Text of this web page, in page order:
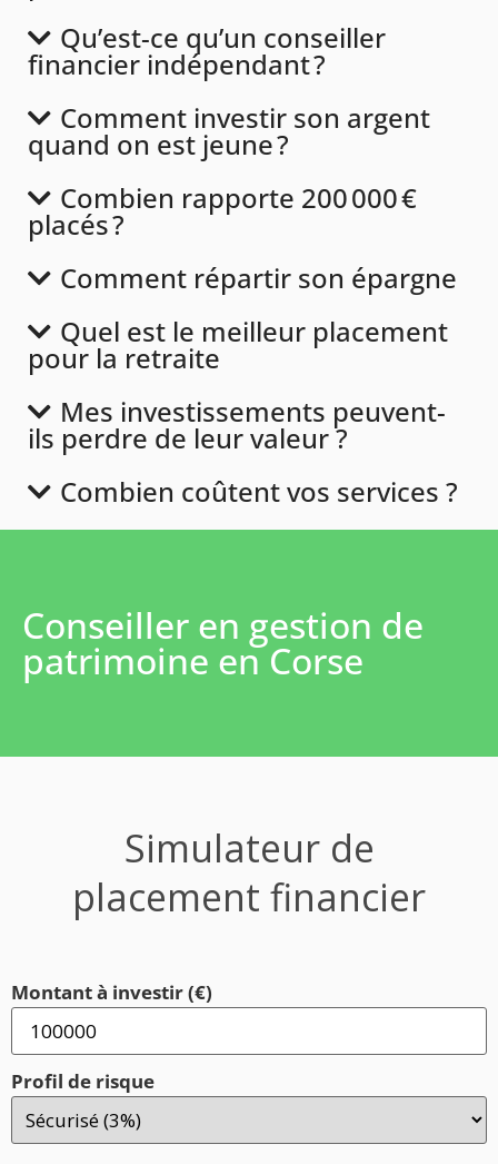
Qu’est-ce qu’un conseiller
financier indépendant ?
Comment investir son argent
quand on est jeune ?
Combien rapporte 200 000 €
placés ?
Comment répartir son épargne
Quel est le meilleur placement
pour la retraite
Mes investissements peuvent-
ils perdre de leur valeur ?
Combien coûtent vos services ?
Conseiller en gestion de
patrimoine en Corse
Simulateur de
placement financier
Montant à investir (€)
Profil de risque